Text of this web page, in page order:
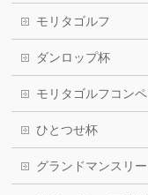
モリタゴルフ
ダンロップ杯
モリタゴルフコンペ
ひとつせ杯
グランドマンスリー